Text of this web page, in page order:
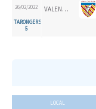
26/02/2022
TARONGERS
5
VALENCIA CH
LOCAL